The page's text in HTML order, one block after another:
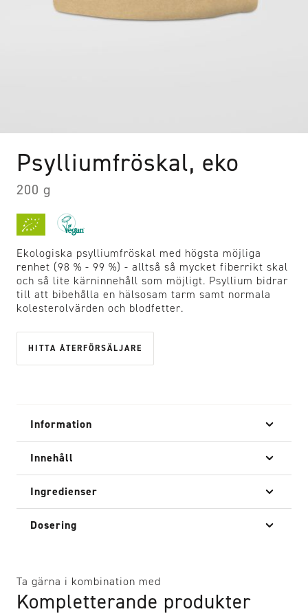
Psylliumfröskal, eko
200 g
Ekologiska psylliumfröskal med högsta möjliga
renhet (98 % - 99 %) - alltså så mycket fiberrikt skal
och så lite kärninnehåll som möjligt. Psyllium bidrar
till att bibehålla en hälsosam tarm samt normala
kolesterolvärden och blodfetter.
HITTA ÅTERFÖRSÄLJARE
Information
Innehåll
Ingredienser
Dosering
Ta gärna i kombination med
Kompletterande produkter